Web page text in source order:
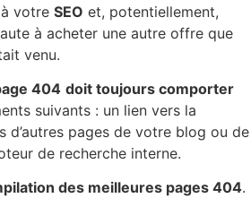
votre SEO et, potentiellement,
à acheter une autre offre que
venu.
404 doit toujours comporter
suivants : un lien vers la
d’autres pages de votre blog ou de
de recherche interne.
des meilleures pages 404.